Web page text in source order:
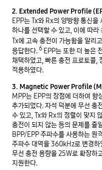
2. Extended Power Profile
EPP는 Tx와 Rx의 양방향 통신을
하나를 선택할 수 있고, 이에 따
Tx에 고속 충전이 가능함을 알리
응답한다.6 EPP는 또한 더 높은
채택하였고, 빠른 충전 프로토콜,
적용하였다.
3. Magnetic Power Profile
MPP는 EPP의 장점에 더하여 향
추가되었다. 자석 덕분에 무선 충
수 있고, Tx와 Rx의 정렬이 맞지
충전이 되지 않는 등의 문제를 줄
BPP/EPP 주파수를 사용하는 원
주파수 대역을 360kHz로 변경하
무선 충전 용량을 25W로 확장하
지원한다.